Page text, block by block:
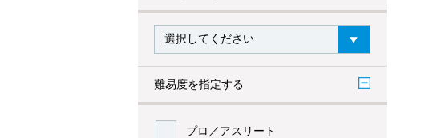
難易度を指定する
プロ／アスリート